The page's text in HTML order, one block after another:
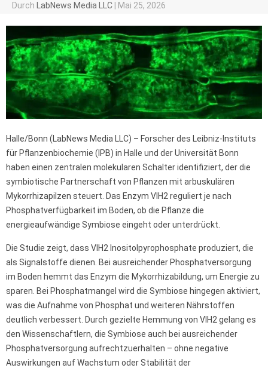
Durch LabNews Media LLC Mai 25, 2026
Halle/Bonn (LabNews Media LLC) – Forscher des Leibniz-Instituts
für Pflanzenbiochemie (IPB) in Halle und der Universität Bonn
haben einen zentralen molekularen Schalter identifiziert, der die
symbiotische Partnerschaft von Pflanzen mit arbuskulären
Mykorrhizapilzen steuert. Das Enzym VIH2 reguliert je nach
Phosphatverfügbarkeit im Boden, ob die Pflanze die
energieaufwändige Symbiose eingeht oder unterdrückt.
Die Studie zeigt, dass VIH2 Inositolpyrophosphate produziert, die
als Signalstoffe dienen. Bei ausreichender Phosphatversorgung
im Boden hemmt das Enzym die Mykorrhizabildung, um Energie zu
sparen. Bei Phosphatmangel wird die Symbiose hingegen aktiviert,
was die Aufnahme von Phosphat und weiteren Nährstoffen
deutlich verbessert. Durch gezielte Hemmung von VIH2 gelang es
den Wissenschaftlern, die Symbiose auch bei ausreichender
Phosphatversorgung aufrechtzuerhalten – ohne negative
Auswirkungen auf Wachstum oder Stabilität der